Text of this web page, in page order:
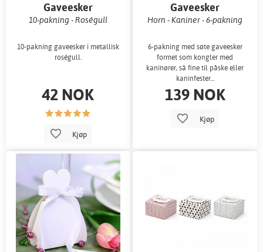
Gaveesker
10-pakning - Roségull
10-pakning gaveesker i metallisk
roségull.
42 NOK
Kjøp
Gaveesker
Horn - Kaniner - 6-pakning
6-pakning med søte gaveesker
formet som kongler med
kaninører, så fine til påske eller
kaninfester...
139 NOK
Kjøp